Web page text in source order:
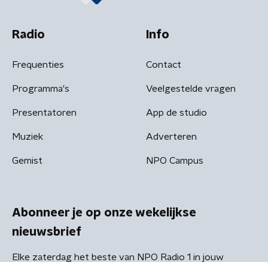
Radio
Frequenties
Programma's
Presentatoren
Muziek
Gemist
Info
Contact
Veelgestelde vragen
App de studio
Adverteren
NPO Campus
Abonneer je op onze wekelijkse
nieuwsbrief
Elke zaterdag het beste van NPO Radio 1 in jouw